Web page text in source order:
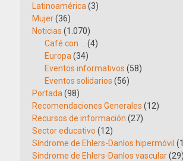
Latinoamérica (3)
Mujer(36)
Noticias (1.070)
Café con …
(4)
Europa (34)
Eventos informativos (58)
Eventos solidarios (56)
Portada (98)
Recomendaciones Generales (12)
Recursos de información (27)
Sector educativo (12)
Síndrome de Ehlers-Danlos hipermóvil
Síndrome de Ehlers-Danlos vascular(29)